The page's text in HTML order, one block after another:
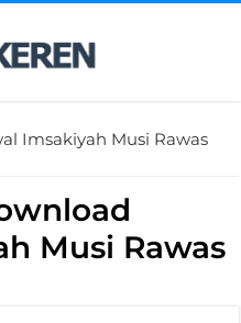
Imsakiyah Musi Rawas
Musi Rawas